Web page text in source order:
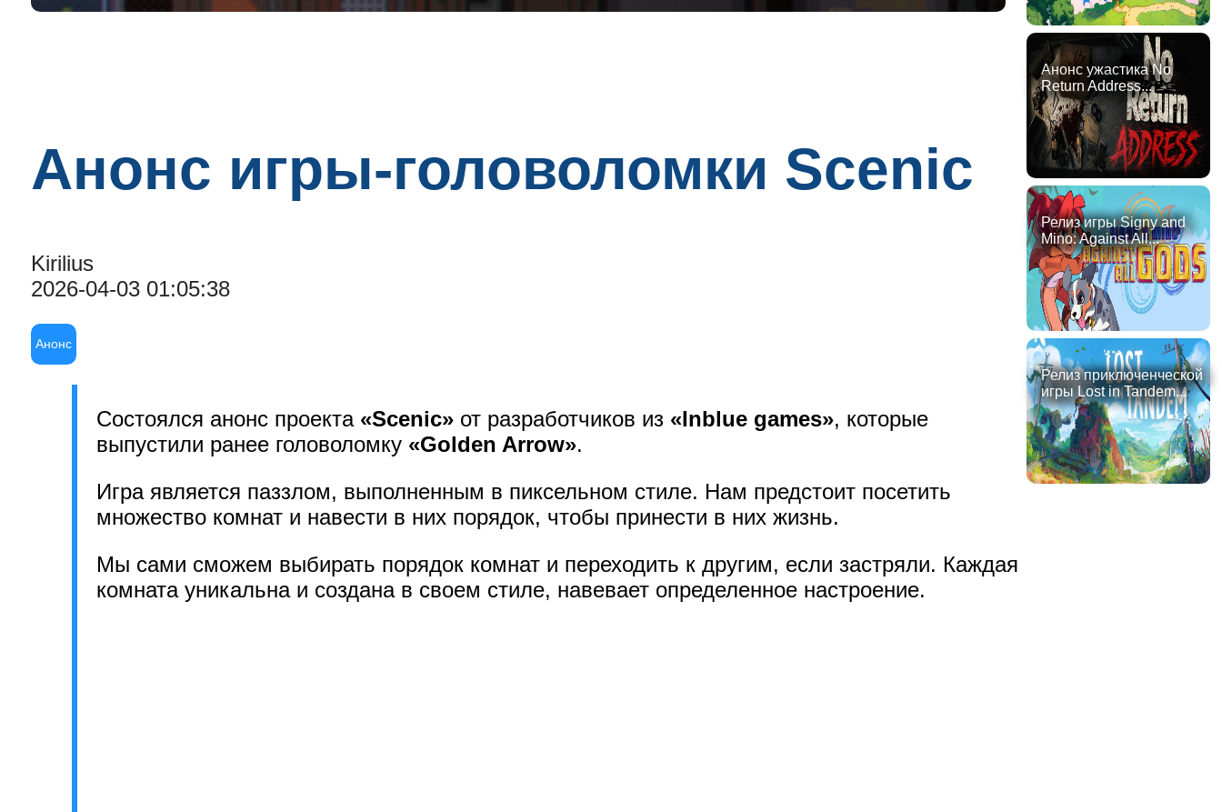
Анонс игры-головоломки Scenic
Kirilius
2026-04-03 01:05:38
Анонс
Состоялся анонс проекта«Scenic» от разработчиков из «Inblue games», которые
выпустили ранее головоломку «Golden Arrow».
Игра является паззлом, выполненным в пиксельном стиле. Нам предстоит посетить
множество комнат и навести в них порядок, чтобы принести в них жизнь.
Мы сами сможем выбирать порядок комнат и переходить к другим, если застряли. Каждая
комната уникальна и создана в своем стиле, навевает определенное настроение.
Анонс ужастика No
Return Address...
Релиз игры Signy and
Mino: Against All...
Релиз приключенческой
игры Lost in Tandem...